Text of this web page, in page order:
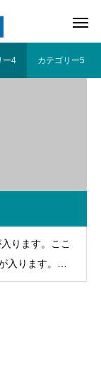
ー4 カテゴリー5
ります。ここ
入ります。こ